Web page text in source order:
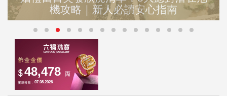
機攻略｜新人必讀安心指南